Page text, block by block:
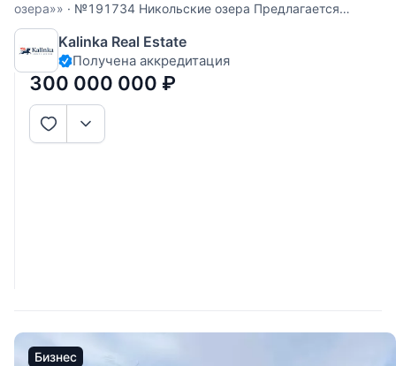
озера»» · №191734 Никольские озера Предлагается
стильная резиденция площадью 600 кв. м на участке 64
сотки в охраняемом поселке Никольские озера. Участок
расположен на живописном берегу реки Алешинки. На
территорию ведут два въезда. Участок облагорожен,
Kalinka Real Estate
Получена аккредитация
300 000 000 ₽
Бизнес